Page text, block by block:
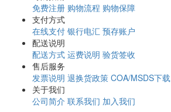
免费注册 购物流程 购物保障
支付方式
在线支付 银行电汇 预存账户
配送说明
配送方式 运费说明 验货签收
售后服务
发票说明 退换货政策 COA/MSDS下载
关于我们
公司简介 联系我们 加入我们